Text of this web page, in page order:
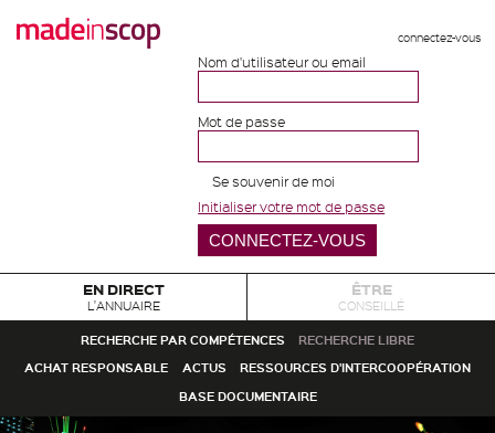
connectez-vous
Nom d'utilisateur ou email
Mot de passe
Se souvenir de moi
Initialiser votre mot de passe
EN DIRECT
L'ANNUAIRE
ÊTRE
CONSEILLÉ
RECHERCHE PAR COMPÉTENCES
RECHERCHE LIBRE
ACHAT RESPONSABLE
ACTUS
RESSOURCES D'INTERCOOPÉRATION
BASE DOCUMENTAIRE